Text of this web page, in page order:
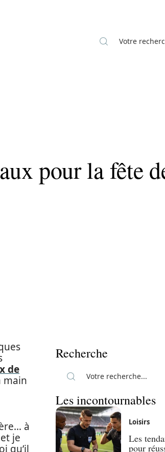
pour la fête
de
main
à
je
qu’il
Recherche
Les incontournables
Loisirs
Les
pour